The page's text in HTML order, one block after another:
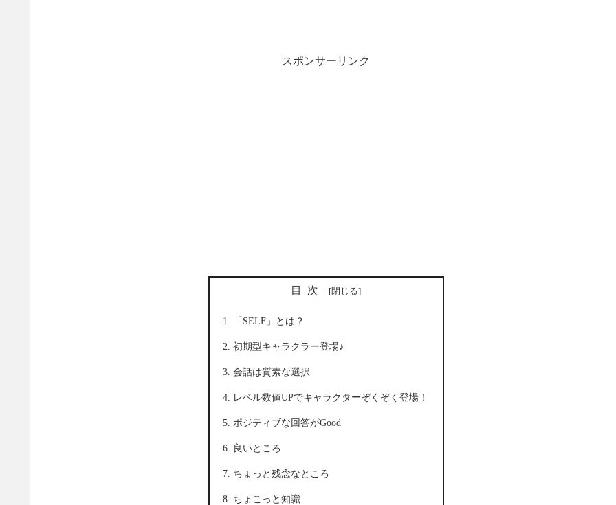
スポンサーリンク
目次
「SELF」とは？
初期型キャラクラー登場♪
会話は質素な選択
レベル数値UPでキャラクターぞくぞく登場！
ポジティブな回答がGood
良いところ
ちょっと残念なところ
ちょこっと知識